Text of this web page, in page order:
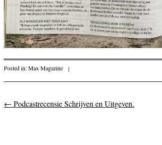
Posted in:Max Magazine |
Post navigation
← Podcastrecensie Schrijven en Uitgeven.